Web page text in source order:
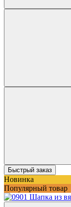
Быстрый заказ
Новинка
Популярный товар